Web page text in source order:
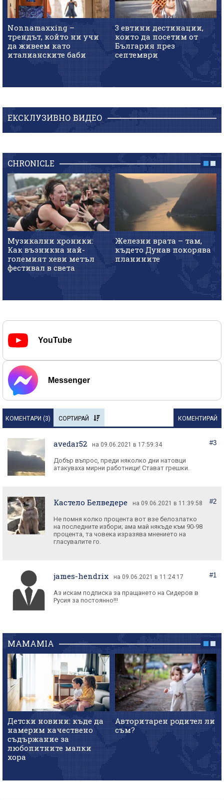
Nonnamaxxing –
трендът, който ни учи
да живеем като
италианските баби
3 евтини дестинации,
които да посетим от
България през
септември
ЕКСКЛУЗИВНО ВИДЕО
CHRONICLE
Музикални хроники:
Как възникна най-
големият хеви метъл
фестивал в света
Железни врата – там,
където Дунав покорява
планините
YouTube
Messenger
КОМЕНТАРИ (3) СОРТИРАЙ КОМЕНТИРАЙ
avedar52 на 09.06.2021 в 17:59:34 #3
Добър въпрос, преди няколко дни натовци
атакуваха мирни работници! Стават грешки.
Кастело Белведере на 09.06.2021 в 11:39:58 #2
Не помня колко процента вот взе белозлатко
на последните избори; ама май някъде към 90-98
процента, та човека изразява мнението на
james-hendrix на 09.06.2021 в 11:24:17 #1
Аз искам подписка за пращането на Сидеров в
Русия за постоянно!!!
MAMAMIA
Детски новини: къде да
намерим качествено
съдържание за
любопитните малки
хора
Авторитарен родител ли
съм?